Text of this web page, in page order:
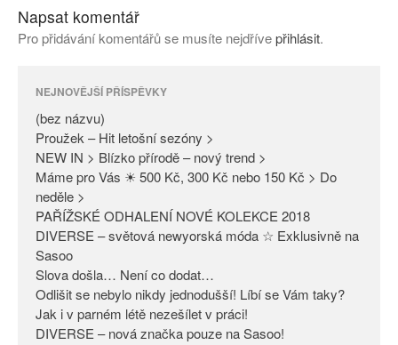
trend >
KOLEKCE 2018
DIVERSE – světová newyorská
móda ☆ Exklusivně na Sasoo
Odlišit se nebylo nikdy
práci!
DIVERSE – nová značka pouze
na Sasoo!
Napsat komentář
Pro přidávání komentářů se musíte nejdřívepřihlásit.
NEJNOVĚJŠÍ PŘÍSPĚVKY
(bez názvu)
Proužek – Hit letošní sezóny >
NEW IN > Blízko přírodě – nový trend >
Máme pro Vás ☀ 500 Kč, 300 Kč nebo 150 Kč > Do
neděle >
PAŘÍŽSKÉ ODHALENÍ NOVÉ KOLEKCE 2018
DIVERSE – světová newyorská móda ☆ Exklusivně na
Sasoo
Slova došla… Není co dodat…
Odlišit se nebylo nikdy jednodušší! Líbí se Vám taky?
Jak i v parném létě nezešílet v práci!
DIVERSE – nová značka pouze na Sasoo!